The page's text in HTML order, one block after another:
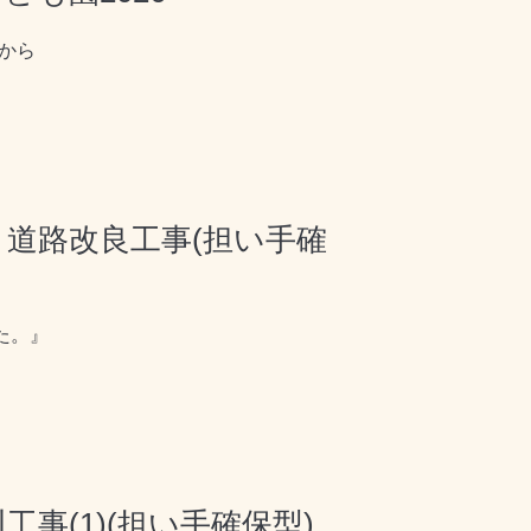
ら
路改良工事(担い手確
』
事(1)(担い手確保型)